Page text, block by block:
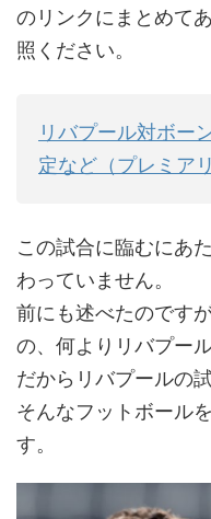
のリンクにまとめて
照ください。
リバプール対ボー
定など（プレミア
この試合に臨むにあ
わっていません。
前にも述べたのです
の、何よりリバプー
だからリバプールの
そんなフットボール
す。